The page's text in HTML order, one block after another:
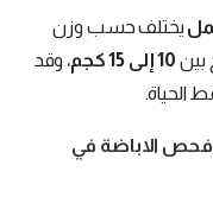
يختلف حسب وزن
بين 10 إلى 15 كجم
، وقد
الحياة.
فحص الاباضة في